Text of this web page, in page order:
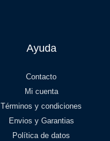
Ayuda
Contacto
Mi cuenta
Términos y condiciones
Envios y Garantias
Política de datos